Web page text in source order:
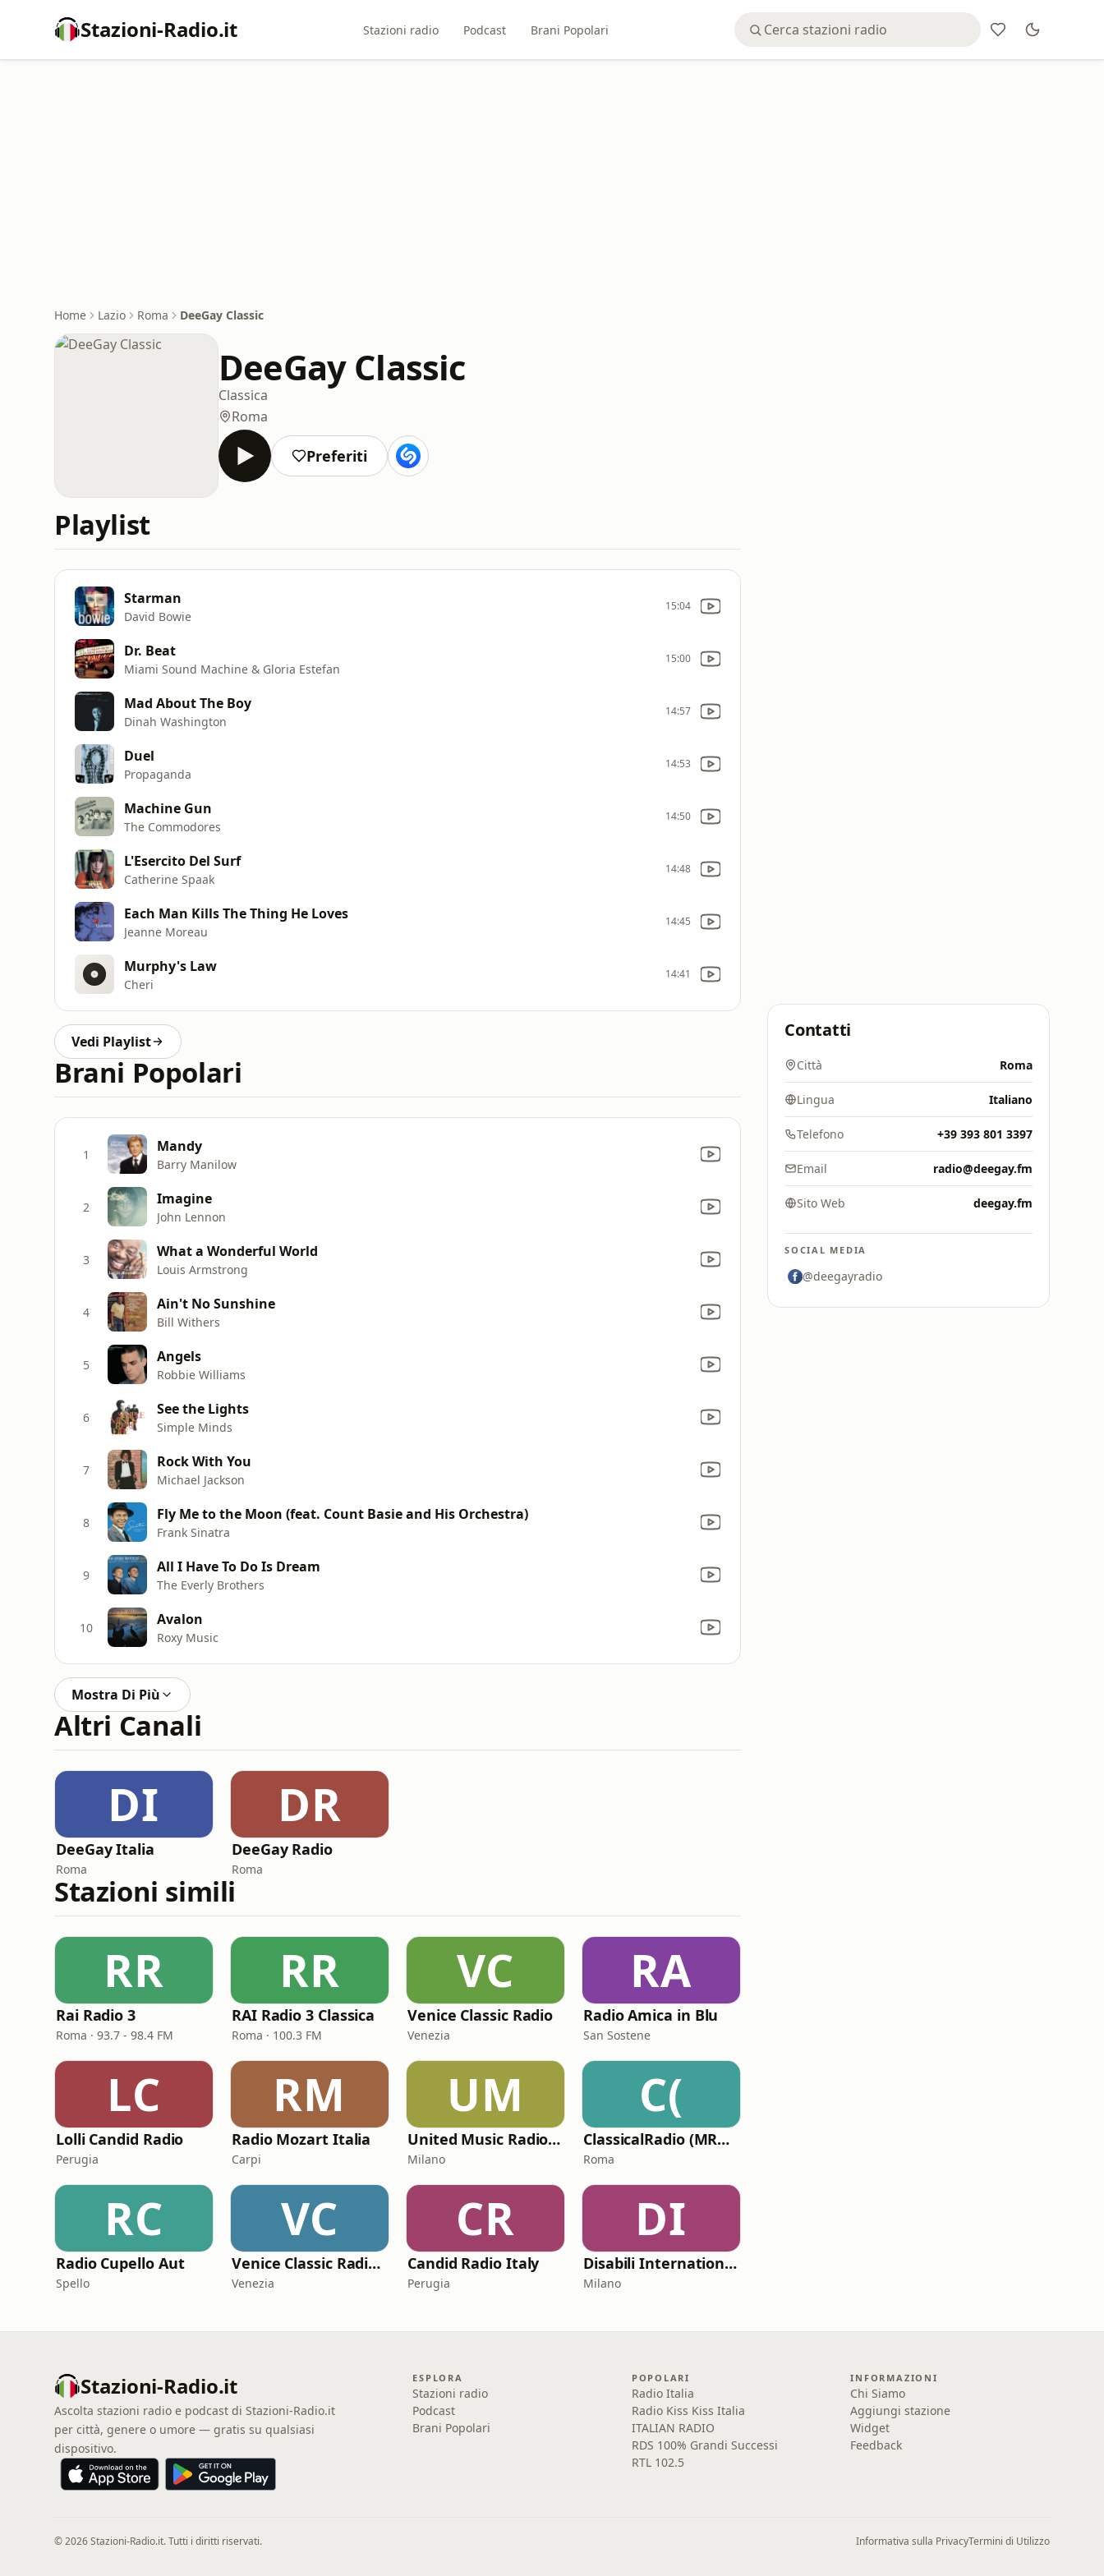
Stazioni-Radio.it Stazioni radio Podcast Brani Popolari
Home Lazio Roma DeeGay Classic
DeeGay Classic
Classica
Roma
Preferiti
Playlist
Starman
David Bowie
15:04
Dr. Beat
Miami Sound Machine & Gloria Estefan
15:00
Mad About The Boy
Dinah Washington
14:57
Duel
Propaganda
14:53
Machine Gun
The Commodores
14:50
L'Esercito Del Surf
Catherine Spaak
14:48
Each Man Kills The Thing He Loves
Jeanne Moreau
14:45
Murphy's Law
Cheri
14:41
Vedi Playlist
Brani Popolari
1 Mandy
Barry Manilow
2 Imagine
John Lennon
3 What a Wonderful World
Louis Armstrong
4 Ain't No Sunshine
Bill Withers
5 Angels
Robbie Williams
6 See the Lights
Simple Minds
7 Rock With You
Michael Jackson
8 Fly Me to the Moon (feat. Count Basie and His Orchestra)
Frank Sinatra
9 All I Have To Do Is Dream
The Everly Brothers
10 Avalon
Roxy Music
Mostra Di Più
Altri Canali
DI
DeeGay Italia
Roma
DR
DeeGay Radio
Roma
Stazioni simili
RR
Rai Radio 3
Roma · 93.7 - 98.4 FM
RR
RAI Radio 3 Classica
Roma · 100.3 FM
VC
Venice Classic Radio
Venezia
RA
Radio Amica in Blu
San Sostene
LC
Lolli Candid Radio
Perugia
RM
Radio Mozart Italia
Carpi
UM
United Music Radio Festival
Milano
C(
ClassicalRadio (MRG.fm)
Roma
RC
Radio Cupello Aut
Spello
VC
Venice Classic Radio | VCR Classica+
Venezia
CR
Candid Radio Italy
Perugia
DI
Disabili International Radio
Milano
Contatti
Città Roma
Lingua Italiano
Telefono +39 393 801 3397
Email radio@deegay.fm
Sito Web deegay.fm
SOCIAL MEDIA
@deegayradio
Stazioni-Radio.it
Ascolta stazioni radio e podcast di Stazioni-Radio.it
per città, genere o umore — gratis su qualsiasi
dispositivo.
ESPLORA
Stazioni radio
Podcast
Brani Popolari
POPOLARI
Radio Italia
Radio Kiss Kiss Italia
ITALIAN RADIO
RDS 100% Grandi Successi
RTL 102.5
INFORMAZIONI
Chi Siamo
Aggiungi stazione
Widget
Feedback
© 2026 Stazioni-Radio.it. Tutti i diritti riservati. Informativa sulla PrivacyTermini di Utilizzo